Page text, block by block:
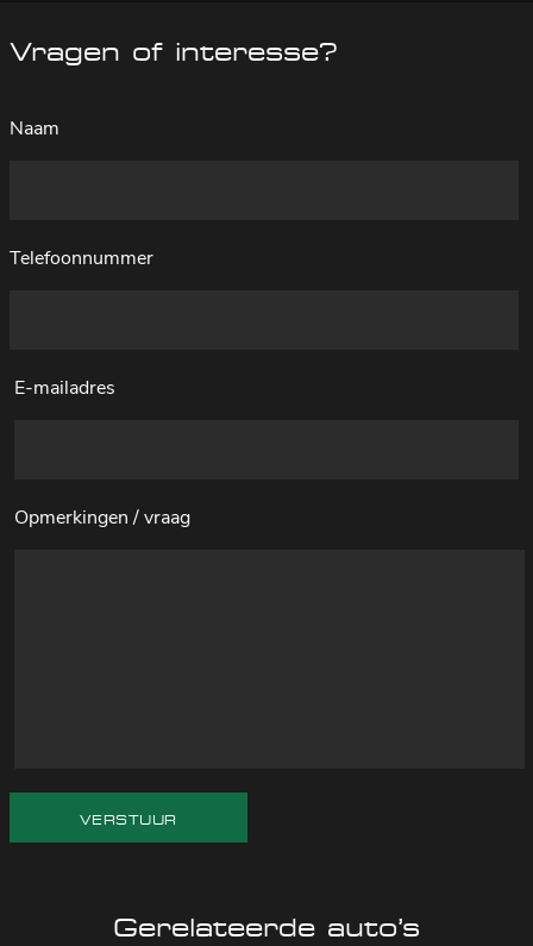
Vragen of interesse?
Naam
Telefoonnummer
E-mailadres
Opmerkingen / vraag
VERSTUUR
Gerelateerde auto’s